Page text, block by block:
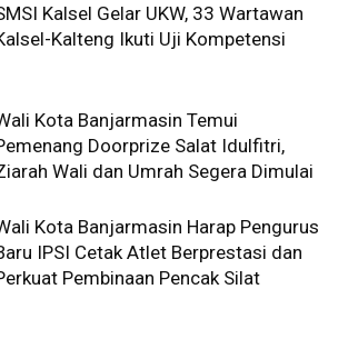
Kalsel Gelar UKW, 33 Wartawan
Kalteng Ikuti Uji Kompetensi
Kota Banjarmasin Temui
Doorprize Salat Idulfitri,
Wali dan Umrah Segera Dimulai
Kota Banjarmasin Harap Pengurus
IPSI Cetak Atlet Berprestasi dan
Pembinaan Pencak Silat